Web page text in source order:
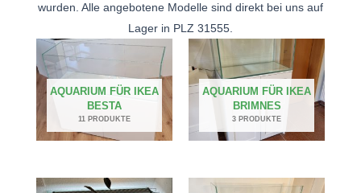
wurden. Alle angebotene Modelle sind direkt bei uns auf
Lager in PLZ 31555.
AQUARIUM FÜR IKEA
BESTA
11 PRODUKTE
AQUARIUM FÜR IKEA
BRIMNES
3 PRODUKTE